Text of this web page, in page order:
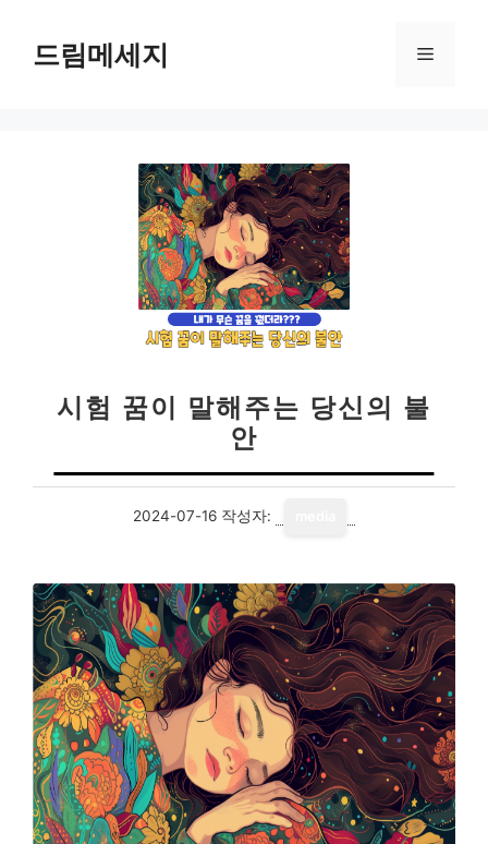
드림메세지 메
시험 꿈이 말해주는 당신의 불
안
2024-07-16 작성자: